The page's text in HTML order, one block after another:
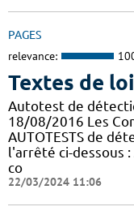
PAGES
relevance:
Textes de
Autotest de
18/08/2016 Les
AUTOTESTS de
l'arrêté ci-dessous
co
22/03/2024 11:06